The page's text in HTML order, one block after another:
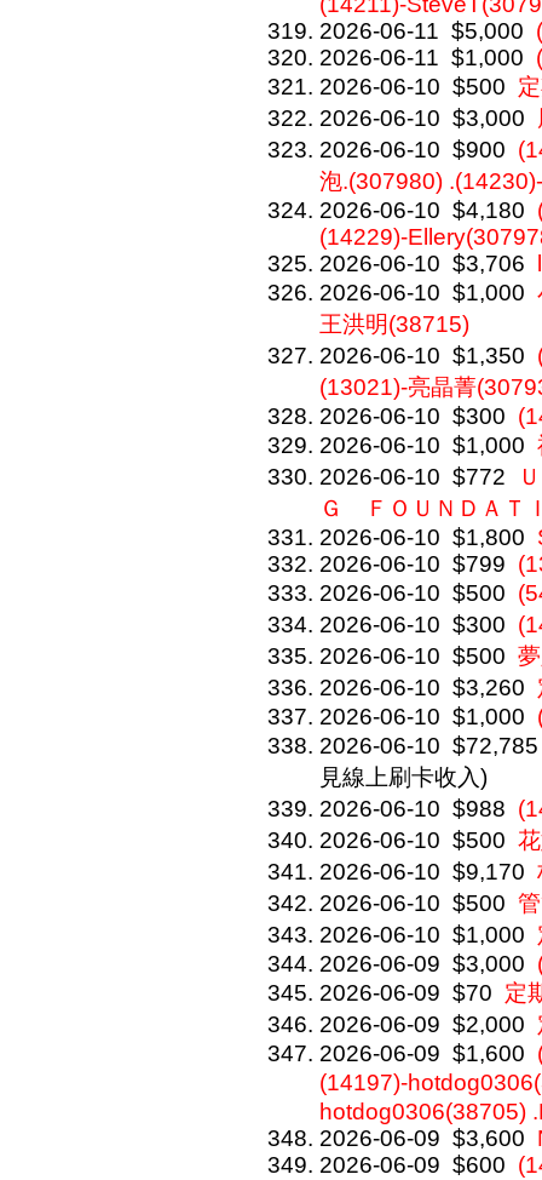
2026-06-11 $5,000
2026-06-11 $1,000
2026-06-10 $500
2026-06-10 $3,000
2026-06-10 $900
泡.(307980)
2026-06-10 $4,180
(14229)-
2026-06-10 $3,706
2026-06-10 $1,000
王洪明(38715)
2026-06-10 $1,350
(13021)-亮晶菁
2026-06-10 $300
2026-06-10 $1,000
2026-06-10 $772
Ｇ ＦＯＵＮＤＡＴ
2026-06-10 $1,800
2026-06-10 $799
2026-06-10 $500
2026-06-10 $300
2026-06-10 $500
2026-06-10 $3,260
2026-06-10 $1,000
2026-06-10 $72,785
見線上刷卡收入)
2026-06-10 $988
2026-06-10 $500
2026-06-10 $9,170
2026-06-10 $500
2026-06-10 $1,000
2026-06-09 $3,000
2026-06-09 $70 定
2026-06-09 $2,000
2026-06-09 $1,600
(14197)-
hotdog0306(38705)
2026-06-09 $3,600
2026-06-09 $600